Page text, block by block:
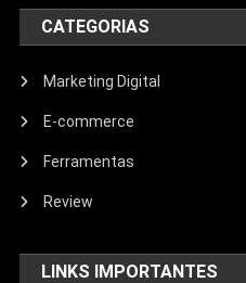
CATEGORIAS
Marketing Digital
E-commerce
Ferramentas
Review
LINKS IMPORTANTES